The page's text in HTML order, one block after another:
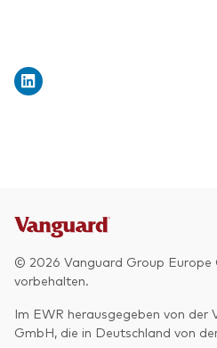
© 2026 Vanguard Group Europe
vorbehalten.
Im EWR herausgegeben von der
GmbH, die in Deutschland von